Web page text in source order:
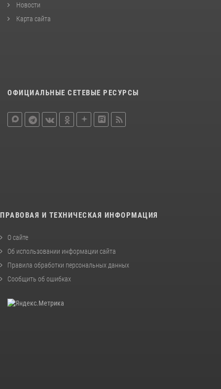
Новости
Карта сайта
ОФИЦИАЛЬНЫЕ СЕТЕВЫЕ РЕСУРСЫ
ПРАВОВАЯ И ТЕХНИЧЕСКАЯ ИНФОРМАЦИЯ
О сайте
Об использовании информации сайта
Правила обработки персональных данных
Сообщить об ошибках